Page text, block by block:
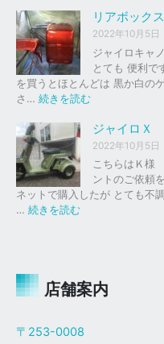
、
買
取
を
は
ま
し
た
。
ッ
ド
ッ
ド
イ
ロ
キ
ャ
ノ
ピ
ー
ザ
ク
仕
様
リアボック
2022年10月5日
ジャイロキャ
とても 便利で
を買うとほとんどは 黒か白の
さ… 続きを読む
ア
ボ
ッ
ク
ス
ジャイロＸ
2022年10月5日
こちらはＫ様
ントのご依頼
ネットで購入したが とても不
… 続きを読む
Ｘ
ク
店舗案内
〒253-0008